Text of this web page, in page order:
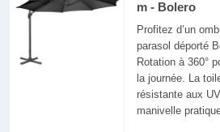
m - Bolero
Profitez d’un
parasol déporté
Rotation à 360°
la journée. La
résistante aux
manivelle